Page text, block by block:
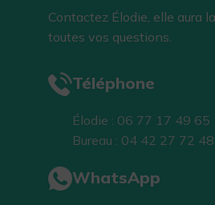
Contactez Élodie, elle aura
toutes vos questions.
Téléphone
Élodie : 06 77 17 49 65
Bureau : 04 42 27 72 48
WhatsApp